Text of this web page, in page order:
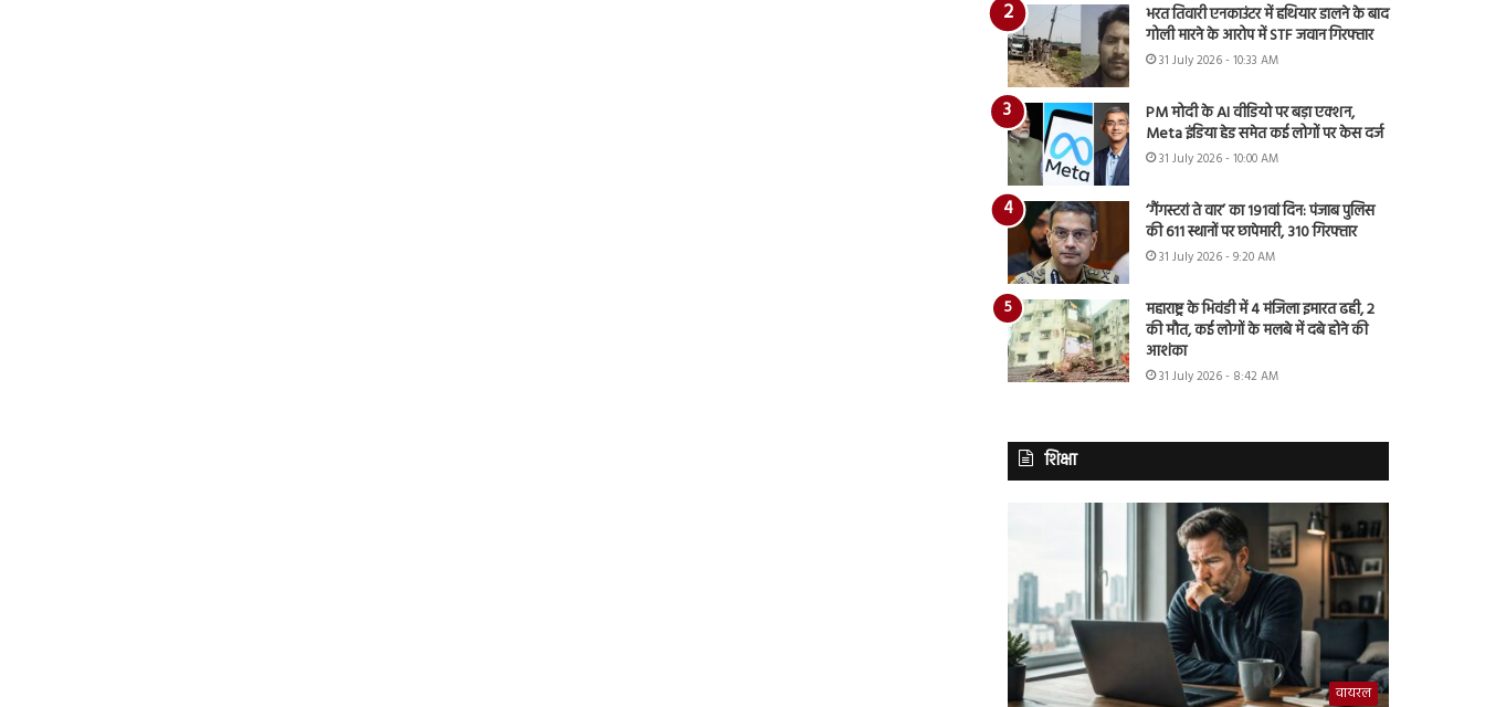
भरत तिवारी एनकाउंटर में हथियार डालने के बाद
गोली मारने के आरोप में STF जवान गिरफ्तार
31 July 2026 - 10:33 AM
PM मोदी के AI वीडियो पर बड़ा एक्शन,
Meta इंडिया हेड समेत कई लोगों पर केस दर्ज
31 July 2026 - 10:00 AM
‘गैंगस्टरां ते वार’ का 191वां दिन: पंजाब पुलिस
की 611 स्थानों पर छापेमारी, 310 गिरफ्तार
31 July 2026 - 9:20 AM
महाराष्ट्र के भिवंडी में 4 मंजिला इमारत ढही, 2
की मौत, कई लोगों के मलबे में दबे होने की
आशंका
31 July 2026 - 8:42 AM
शिक्षा
वायरल